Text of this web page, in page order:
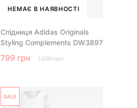
НЕМАЄ В НАЯВНОСТІ
Спідниця Adidas Originals
Styling Complements DW3897
799 грн 1290 грн